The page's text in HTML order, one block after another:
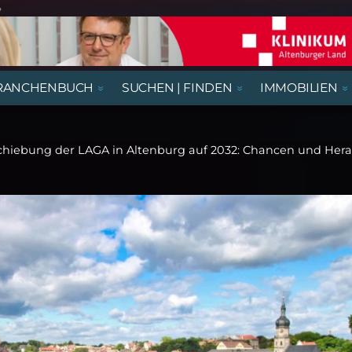
VORTRÄGE
THEATER & KABARETT
SUCHEN | FINDEN IMMOBILIEN
der LAGA in Altenburg auf 2032: Chancen und